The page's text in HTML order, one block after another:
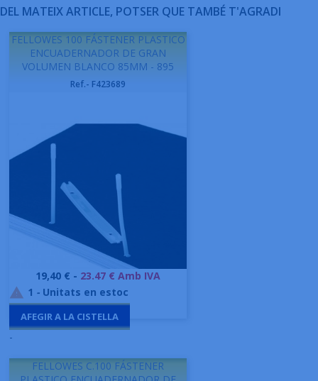
DEL MATEIX ARTICLE, POTSER QUE TAMBÉ T'AGRADI
FELLOWES 100 FÁSTENER PLASTICO
ENCUADERNADOR DE GRAN
VOLUMEN BLANCO 85MM - 895
Ref.- F423689
Preu
19,40 € - 23.47 € Amb IVA
 1 - Unitats en estoc
AFEGIR A LA CISTELLA
-
FELLOWES C.100 FÁSTENER